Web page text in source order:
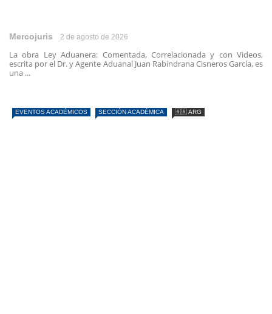
Mercojuris 2 de agosto de 2026
La obra Ley Aduanera: Comentada, Correlacionada y con Videos,
escrita por el Dr. y Agente Aduanal Juan Rabindrana Cisneros García, es
una ...
EVENTOS ACADÉMICOS SECCIÓN ACADÉMICA 🇦🇷 ARG